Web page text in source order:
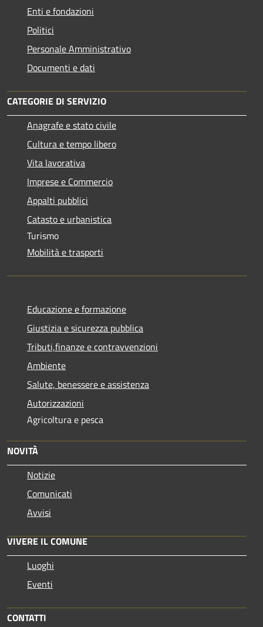
Enti e fondazioni
Politici
Personale Amministrativo
Documenti e dati
CATEGORIE DI SERVIZIO
Anagrafe e stato civile
Cultura e tempo libero
Vita lavorativa
Imprese e Commercio
Appalti pubblici
Catasto e urbanistica
Turismo
Mobilità e trasporti
Educazione e formazione
Giustizia e sicurezza pubblica
Tributi,finanze e contravvenzioni
Ambiente
Salute, benessere e assistenza
Autorizzazioni
Agricoltura e pesca
NOVITÀ
Notizie
Comunicati
Avvisi
VIVERE IL COMUNE
Luoghi
Eventi
CONTATTI